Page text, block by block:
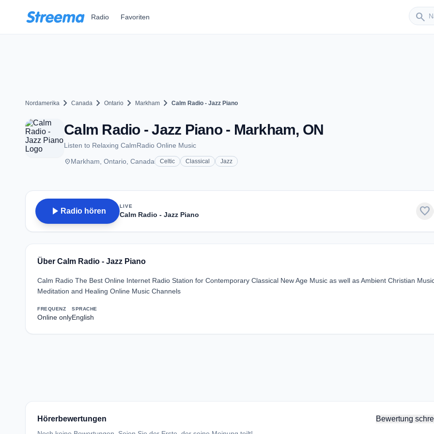
Radio Favoriten search
Sender
Nordamerika chevron_right Canada chevron_right Ontario chevron_right Markham chevron_right Calm Radio - Jazz Piano
Calm Radio - Jazz Piano - Markham, ON
Listen to Relaxing CalmRadio Online Music
placeMarkham, Ontario, Canada Celtic Classical Jazz
play_arrow Radio hören
LIVE
Calm Radio - Jazz Piano favorite
Über Calm Radio - Jazz Piano
Calm Radio The Best Online Internet Radio Station for Contemporary Classical New Age Music as well as Ambient Christian
Meditation and Healing Online Music Channels
FREQUENZ
Online only
SPRACHE
English
Hörerbewertungen Bewertung